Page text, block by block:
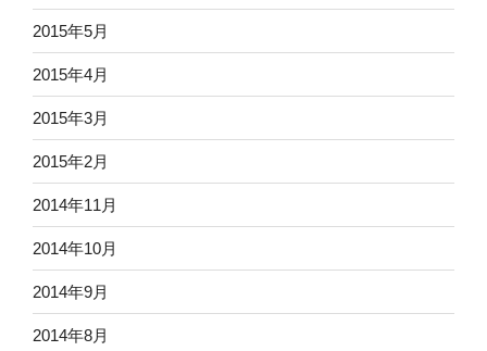
2015年5月
2015年4月
2015年3月
2015年2月
2014年11月
2014年10月
2014年9月
2014年8月